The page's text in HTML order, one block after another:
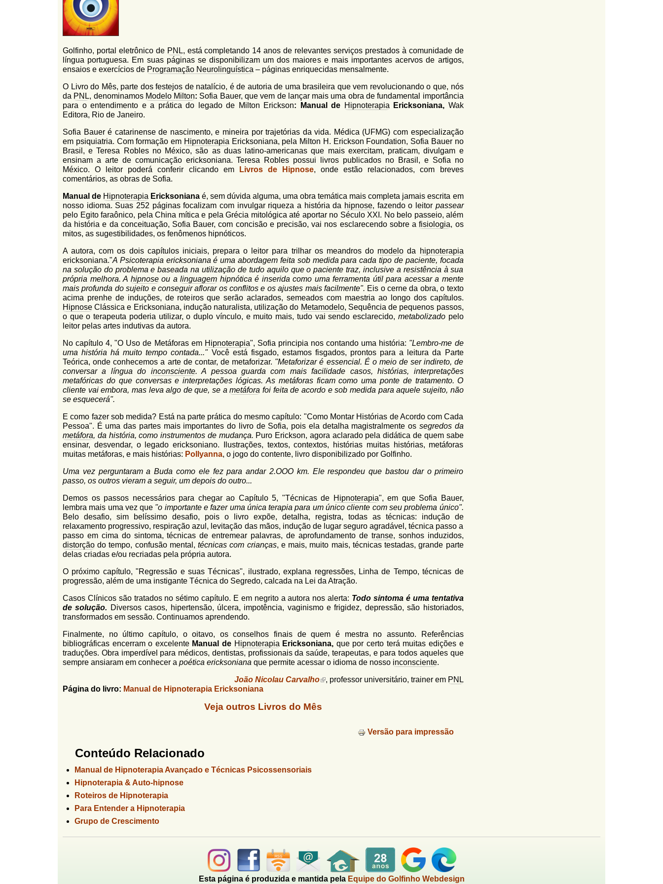
r
i
d
e
b
u
s
c
a
l
f
i
n
o
Golfinho, portal eletrônico de PNL, está completando 14 anos de relevantes serviços prestados à comunidade de
língua portuguesa. Em suas páginas se disponibilizam um dos maiores e mais importantes acervos de artigos,
ensaios e exercícios de Programação Neurolinguística – páginas enriquecidas mensalmente.
O Livro do Mês, parte dos festejos de natalício, é de autoria de uma brasileira que vem revolucionando o que, nós
da PNL, denominamos Modelo Milton: Sofia Bauer, que vem de lançar mais uma obra de fundamental importância
para o entendimento e a prática do legado de Milton Erickson: Manual de HipnoterapiaEricksoniana, Wak
Editora, Rio de Janeiro.
Sofia Bauer é catarinense de nascimento, e mineira por trajetórias da vida. Médica (UFMG) com especialização
em psiquiatria. Com formação em HipnoterapiaEricksoniana, pela Milton H. Erickson Foundation, Sofia Bauer no
Brasil, e Teresa Robles no México, são as duas latino-americanas que mais exercitam, praticam, divulgam e
ensinam a arte de comunicação ericksoniana. Teresa Robles possui livros publicados no Brasil, e Sofia no
México. O leitor poderá conferir clicando em
Livros de Hipnose, onde estão relacionados, com breves
comentários, as obras de Sofia.
Manual de Hipnoterapia Ericksonianaé, sem dúvida alguma, uma obra temática mais completa jamais escrita em
nosso idioma. Suas 252 páginas focalizam com invulgar riqueza a história da hipnose, fazendo o leitor passear
pelo Egito faraônico, pela China mítica e pela Grécia mitológica até aportar no Século XXI. No belo passeio, além
da história e da conceituação, Sofia Bauer, com concisão e precisão, vai nos esclarecendo sobre afisiologia, os
mitos, as sugestibilidades, os fenômenos hipnóticos.
A autora, com os dois capítulos iniciais, prepara o leitor para trilhar os meandros do modelo da
hipnoterapia
ericksoniana."A Psicoterapia ericksoniana é uma abordagem feita sob medida para cada tipo de paciente, focada
na solução do problema e baseada na utilização de tudo aquilo que o paciente traz, inclusive a resistência à sua
própria melhora. A hipnoseou a linguagem hipnótica é inserida como uma ferramenta útil para acessar a mente
mais profunda do sujeito e conseguir aflorar os conflitos e os ajustes mais facilmente". Eis o cerne da obra, o texto
acima prenhe de induções, de roteiros que serão aclarados, semeados com maestria ao longo dos capítulos.
Hipnose Clássica e Ericksoniana, indução naturalista, utilização do Metamodelo, Sequência de pequenos passos,
o que o terapeuta poderia utilizar, o duplo vínculo, e muito mais, tudo vai sendo esclarecido, metabolizadopelo
leitor pelas artes indutivas da autora.
No capítulo 4, "O Uso de Metáforas em Hipnoterapia", Sofia principia nos contando uma história: "Lembro-me de
uma história há muito tempo contada..."Você está fisgado, estamos fisgados, prontos para a leitura da Parte
Teórica, onde conhecemos a arte de contar, de metaforizar. "Metaforizar é essencial. É o meio de ser indireto, de
conversar a língua do inconsciente. A pessoa guarda com mais facilidade casos, histórias, interpretações
metafóricas do que conversas e interpretações lógicas. As metáforas ficam como uma ponte de tratamento. O
cliente vai embora, mas leva algo de que, se ametáfora foi feita de acordo e sob medida para aquele sujeito, não
se esquecerá".
E como fazer sob medida? Está na parte prática do mesmo capítulo: "Como Montar Histórias de Acordo com Cada
Pessoa". É uma das partes mais importantes do livro de Sofia, pois ela detalha magistralmente os segredos da
metáfora, da história, como instrumentos de mudança. Puro Erickson, agora aclarado pela didática de quem sabe
ensinar, desvendar, o legado ericksoniano. Ilustrações, textos, contextos, histórias muitas histórias, metáforas
muitas metáforas, e mais histórias: Pollyanna, o jogo do contente, livro disponibilizado por Golfinho.
Uma vez perguntaram a Buda como ele fez para andar 2.OOO km. Ele respondeu que bastou dar o primeiro
passo, os outros vieram a seguir, um depois do outro...
Demos os passos necessários para chegar ao Capítulo 5, "Técnicas de Hipnoterapia", em que Sofia Bauer,
lembra mais uma vez que "o importante e fazer uma única terapia para um único cliente com seu problema único".
Belo desafio, sim belíssimo desafio, pois o livro expõe, detalha, registra, todas as técnicas: indução de
relaxamento progressivo, respiração azul, levitação das mãos, indução de lugar seguro agradável, técnica passo a
passo em cima do sintoma, técnicas de entremear palavras, de aprofundamento de transe, sonhos induzidos,
distorção do tempo, confusão mental,técnicas com crianças, e mais, muito mais, técnicas testadas, grande parte
delas criadas e/ou recriadas pela própria autora.
O próximo capítulo, "Regressão e suas Técnicas", ilustrado, explana regressões, Linha de Tempo, técnicas de
progressão, além de uma instigante Técnica do Segredo, calcada na Lei da Atração.
Casos Clínicos são tratados no sétimo capítulo. E em negrito a autora nos alerta: Todo sintoma é uma tentativa
de solução. Diversos casos, hipertensão, úlcera, impotência, vaginismo e frigidez, depressão, são historiados,
transformados em sessão. Continuamos aprendendo.
Finalmente, no último capítulo, o oitavo, os conselhos finais de quem é mestra no assunto. Referências
bibliográficas encerram o excelente Manual de HipnoterapiaEricksoniana, que por certo terá muitas edições e
traduções. Obra imperdível para médicos, dentistas, profissionais da saúde, terapeutas, e para todos aqueles que
sempre ansiaram em conhecer a poética ericksoniana que permite acessar o idioma de nosso inconsciente.
João Nicolau Carvalho , professor universitário, trainer em PNL
Página do livro: Manual de Hipnoterapia Ericksoniana
Veja outros Livros do Mês
Versão para impressão
Conteúdo Relacionado
Manual de Hipnoterapia Avançado e Técnicas Psicossensoriais
Hipnoterapia & Auto-hipnose
Roteiros de Hipnoterapia
Para Entender a Hipnoterapia
Grupo de Crescimento
Esta página é produzida e mantida pela Equipe do Golfinho Webdesign